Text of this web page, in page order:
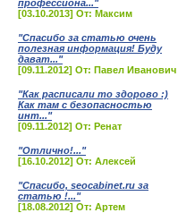
профессиона..."
[03.10.2013] От: Максим
"Спасибо за статью очень
полезная информация! Буду
дават..."
[09.11.2012] От: Павел Иванович
"Как расписали то здорово :)
Как там с безопасностью
инт..."
[09.11.2012] От: Ренат
"Отлично!..."
[16.10.2012] От: Алексей
"Спасибо, seocabinet.ru за
статью !..."
[18.08.2012] От: Артем